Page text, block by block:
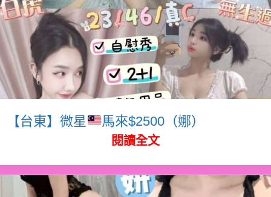
【台東】微星 馬來$2500（娜）
閱讀全文